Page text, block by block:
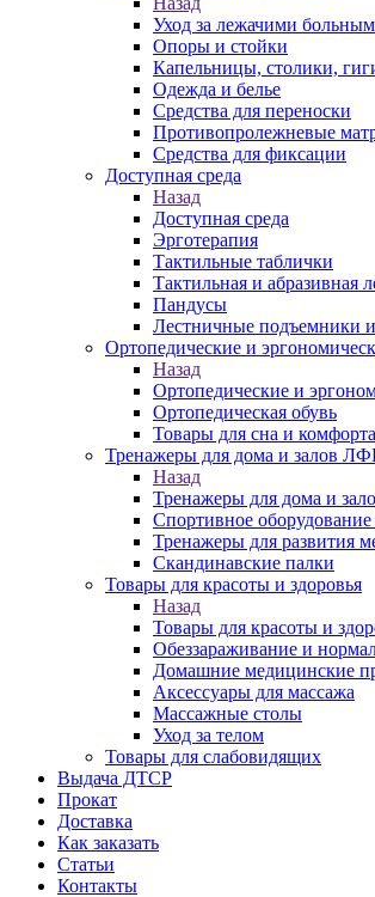
Уход за лежачими
Опоры и стойки
Капельницы, столики,
Одежда и белье
Средства для переноски
Противопролежневые
Средства для фиксации
Доступная среда
Назад
Доступная среда
Эрготерапия
Тактильные таблички
Тактильная и абразивная
Пандусы
Лестничные подъемники
Ортопедические и
Назад
Ортопедические и
Ортопедическая обувь
Товары для сна и комфорта
Тренажеры для дома и залов
Назад
Тренажеры для дома и
Спортивное
Тренажеры для развития
Скандинавские палки
Товары для красоты и здоровья
Назад
Товары для красоты и
Обеззараживание и
Домашние медицинские
Аксессуары для массажа
Массажные столы
Уход за телом
Товары для слабовидящих
Выдача ДТСР
Прокат
Доставка
Как заказать
Статьи
Контакты